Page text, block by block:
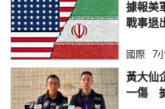
據報美
戰事退
國際 7
黃大仙
一傷